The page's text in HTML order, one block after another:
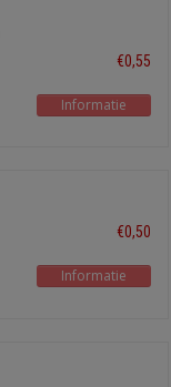
€0,55
Informatie
€0,50
Informatie